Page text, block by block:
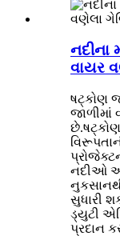
વાયર
ષટ્કોણ
જાળીમાં
નદીઓ
સુધારી
ડ્યુટી
પ્રદાન